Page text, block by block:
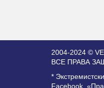
2004-2024 ©
ВСЕ ПРАВА
*
Facebook,